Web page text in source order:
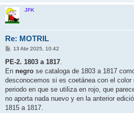
JFK
Re: MOTRIL
M
n
a
j
13 Abr 2025, 10:42
PE-2. 1803 a 1817
En negro se cataloga de 1803 a 1817
desconocemos si es coetánea con el color
periodo en que se utiliza en rojo, que
no aporta nada nuevo y en la anterior
1815 a 1817.